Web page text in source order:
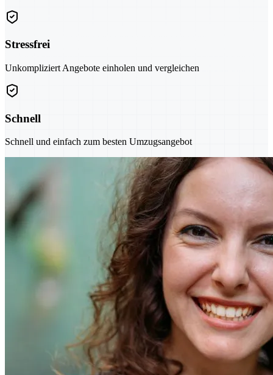
Stressfrei
Unkompliziert Angebote einholen und vergleichen
Schnell
Schnell und einfach zum besten Umzugsangebot